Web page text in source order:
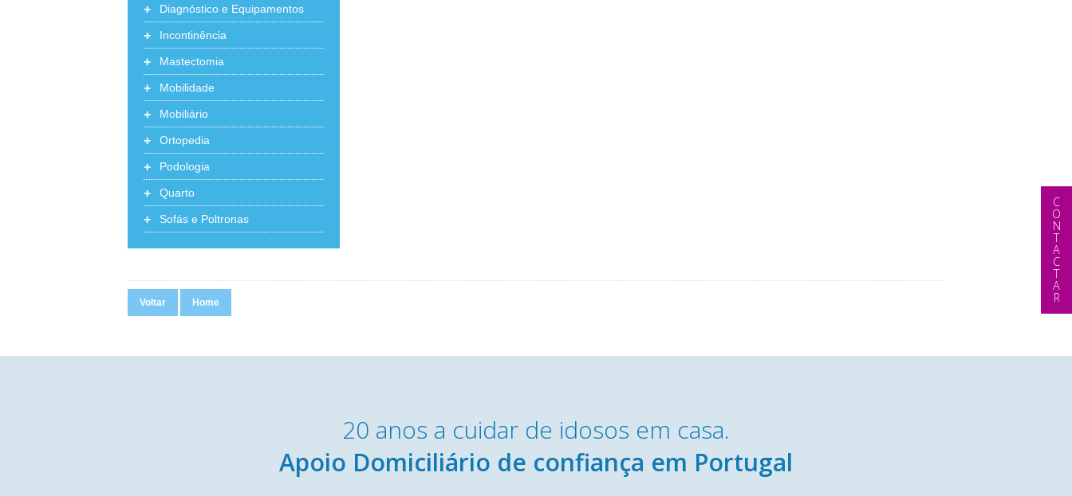
+ Diagnóstico e Equipamentos
+ Incontinência
+ Mastectomia
+ Mobilidade
+ Mobiliário
+ Ortopedia
+ Podologia
+ Quarto
+ Sofás e Poltronas
Voltar Home
20 anos a cuidar de idosos em casa.
Apoio Domiciliário de confiança em Portugal
CONTACTAR